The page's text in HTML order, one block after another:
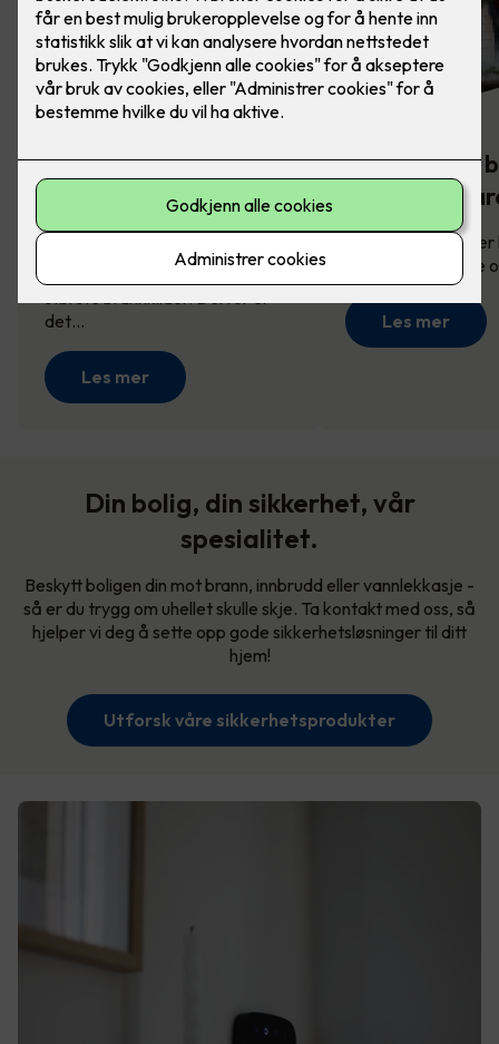
Komfyrvakt -
brannsikkerhet på
kjøkkenet
største brannkilder. Derfor er
det…
Les mer
Slik sikrer du
mot
Brannsikring
derfor viktig å vite
Les mer
Din bolig, din sikkerhet, vår
spesialitet.
Beskytt boligen din mot brann, innbrudd eller vannlekkasje -
så er du trygg om uhellet skulle skje. Ta kontakt med oss, så
hjelper vi deg å sette opp gode sikkerhetsløsninger til ditt
hjem!
Utforsk våre sikkerhetsprodukter